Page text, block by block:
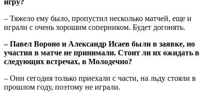
– Тяжело ему было, пропустил несколько матчей, еще и
играли с очень хорошим соперником. Будет догонять.
– Павел Вороно и Александр Исаев были в заявке, но
участия в матче не принимали. Стоит ли их ожидать в
следующих встречах, в Молодечно?
– Они сегодня только приехали с части, на льду стояли в
прошлом году, поэтому не играли.